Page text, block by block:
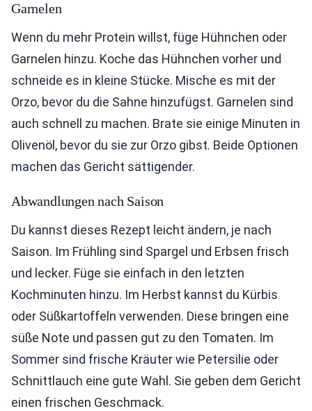
Garnelen
Wenn du mehr Protein willst, füge Hühnchen oder
Garnelen hinzu. Koche das Hühnchen vorher und
schneide es in kleine Stücke. Mische es mit der
Orzo, bevor du die Sahne hinzufügst. Garnelen sind
auch schnell zu machen. Brate sie einige Minuten in
Olivenöl, bevor du sie zur Orzo gibst. Beide Optionen
machen das Gericht sättigender.
Abwandlungen nach Saison
Du kannst dieses Rezept leicht ändern, je nach
Saison. Im Frühling sind Spargel und Erbsen frisch
und lecker. Füge sie einfach in den letzten
Kochminuten hinzu. Im Herbst kannst du Kürbis
oder Süßkartoffeln verwenden. Diese bringen eine
süße Note und passen gut zu den Tomaten. Im
Sommer sind frische Kräuter wie Petersilie oder
Schnittlauch eine gute Wahl. Sie geben dem Gericht
einen frischen Geschmack.